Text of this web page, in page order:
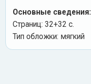
Основные сведения:
Страниц: 32+32 с.
Тип обложки: мягкий